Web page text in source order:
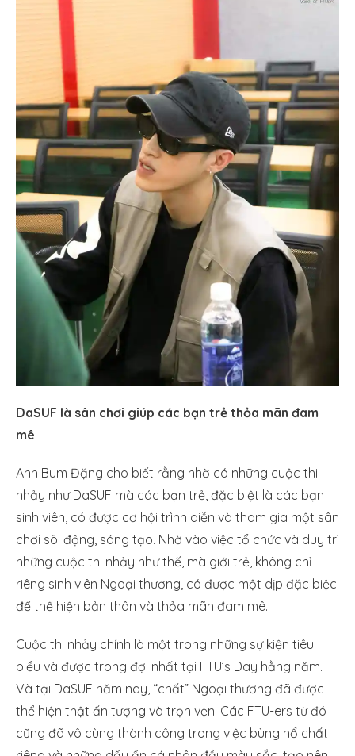
DaSUF là sân chơi giúp các bạn trẻ thỏa mãn đam
mê
Anh Bum Đặng cho biết rằng nhờ có những cuộc thi
nhảy như DaSUF mà các bạn trẻ, đặc biệt là các bạn
sinh viên, có được cơ hội trình diễn và tham gia một sân
chơi sôi động, sáng tạo. Nhờ vào việc tổ chức và duy trì
những cuộc thi nhảy như thế, mà giới trẻ, không chỉ
riêng sinh viên Ngoại thương, có được một dịp đặc biệc
để thể hiện bản thân và thỏa mãn đam mê.
Cuộc thi nhảy chính là một trong những sự kiện tiêu
biểu và được trong đợi nhất tại FTU’s Day hằng năm.
Và tại DaSUF năm nay, “chất” Ngoại thương đã được
thể hiện thật ấn tượng và trọn vẹn. Các FTU-ers từ đó
cũng đã vô cùng thành công trong việc bùng nổ chất